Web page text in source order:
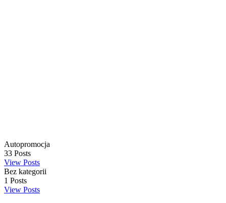
Autopromocja
33 Posts
View Posts
Bez kategorii
1 Posts
View Posts